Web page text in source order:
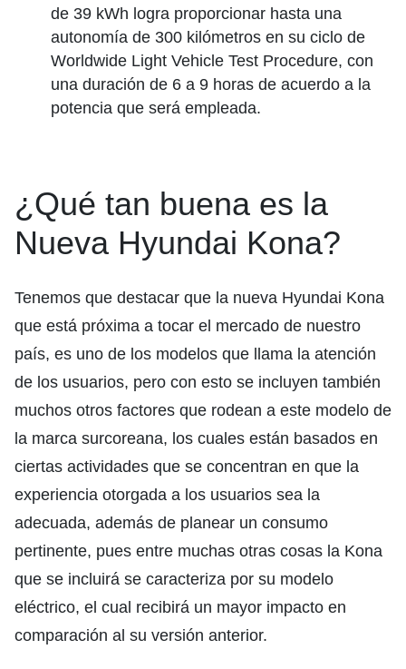
de 39 kWh logra proporcionar hasta una
autonomía de 300 kilómetros en su ciclo de
Worldwide Light Vehicle Test Procedure, con
una duración de 6 a 9 horas de acuerdo a la
potencia que será empleada.
¿Qué tan buena es la
Nueva Hyundai Kona?
Tenemos que destacar que la nueva Hyundai Kona
que está próxima a tocar el mercado de nuestro
país, es uno de los modelos que llama la atención
de los usuarios, pero con esto se incluyen también
muchos otros factores que rodean a este modelo de
la marca surcoreana, los cuales están basados en
ciertas actividades que se concentran en que la
experiencia otorgada a los usuarios sea la
adecuada, además de planear un consumo
pertinente, pues entre muchas otras cosas la Kona
que se incluirá se caracteriza por su modelo
eléctrico, el cual recibirá un mayor impacto en
comparación al su versión anterior.